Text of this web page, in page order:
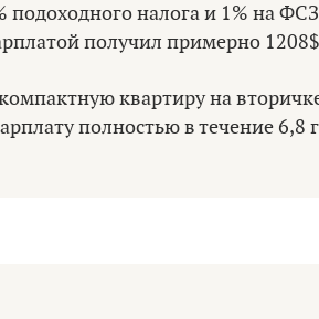
подоходного налога и 1% на
получил примерно
квартиру на
полностью в течение 6,8